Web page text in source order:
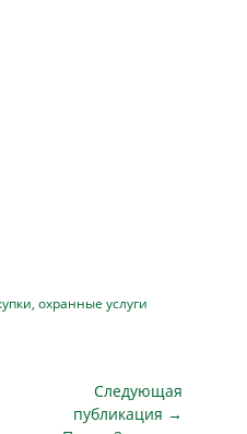
пишет gkgz.ru
, охранные услуги
Следующая
публикация →